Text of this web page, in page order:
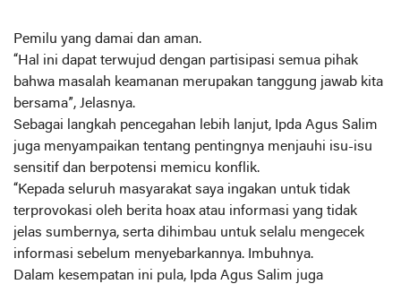
Pemilu yang damai dan aman.
“Hal ini dapat terwujud dengan partisipasi semua pihak
bahwa masalah keamanan merupakan tanggung jawab kita
bersama”, Jelasnya.
Sebagai langkah pencegahan lebih lanjut, Ipda Agus Salim
juga menyampaikan tentang pentingnya menjauhi isu-isu
sensitif dan berpotensi memicu konflik.
“Kepada seluruh masyarakat saya ingakan untuk tidak
terprovokasi oleh berita hoax atau informasi yang tidak
jelas sumbernya, serta dihimbau untuk selalu mengecek
informasi sebelum menyebarkannya. Imbuhnya.
Dalam kesempatan ini pula, Ipda Agus Salim juga